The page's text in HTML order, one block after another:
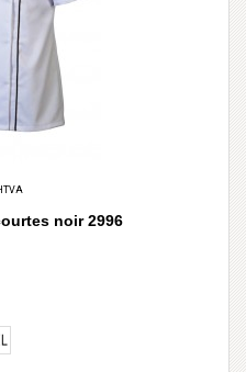
noir 2996